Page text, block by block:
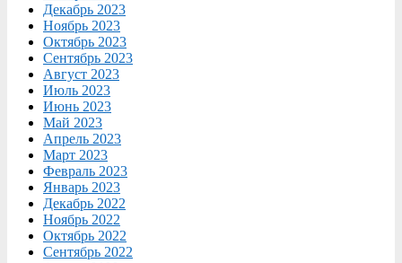
Декабрь 2023
Ноябрь 2023
Октябрь 2023
Сентябрь 2023
Август 2023
Июль 2023
Июнь 2023
Май 2023
Апрель 2023
Март 2023
Февраль 2023
Январь 2023
Декабрь 2022
Ноябрь 2022
Октябрь 2022
Сентябрь 2022